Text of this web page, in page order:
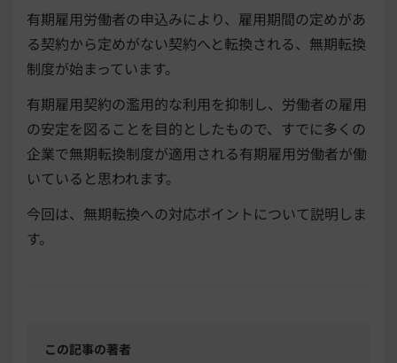
有期雇用労働者の申込みにより、雇用期間の定めがあ
る契約から定めがない契約へと転換される、無期転換
制度が始まっています。
有期雇用契約の濫用的な利用を抑制し、労働者の雇用
の安定を図ることを目的としたもので、すでに多くの
企業で無期転換制度が適用される有期雇用労働者が働
いていると思われます。
今回は、無期転換への対応ポイントについて説明しま
す。
この記事の著者